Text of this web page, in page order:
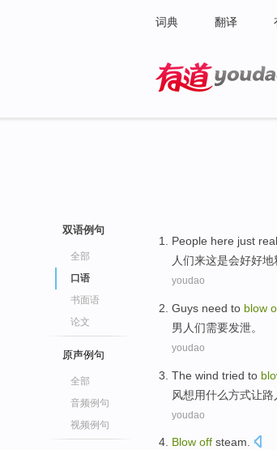
词典 翻译
双语例句
全部
口语
书面语
论文
原声例句
全部
音频例句
视频例句
People here just
人们来这是会好好地
youdao
Guys need to blow
男人们需要发泄。
youdao
The wind tried to
风想用什么方式让路
youdao
Blow off steam.